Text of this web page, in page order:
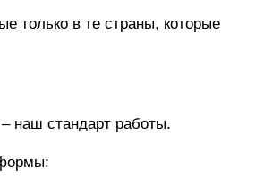
только в те страны, которые
наш стандарт работы.